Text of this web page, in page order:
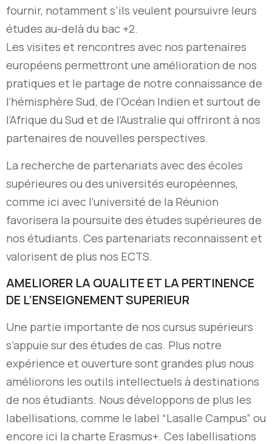
fournir, notamment s’ils veulent poursuivre leurs
études au-delà du bac +2.
Les visites et rencontres avec nos partenaires
européens permettront une amélioration de nos
pratiques et le partage de notre connaissance de
l’hémisphère Sud, de l’Océan Indien et surtout de
l’Afrique du Sud et de l’Australie qui offriront à nos
partenaires de nouvelles perspectives.
La recherche de partenariats avec des écoles
supérieures ou des universités européennes,
comme ici avec l’université de la Réunion
favorisera la poursuite des études supérieures de
nos étudiants. Ces partenariats reconnaissent et
valorisent de plus nos ECTS.
AMELIORER LA QUALITE ET LA PERTINENCE
DE L’ENSEIGNEMENT SUPERIEUR
Une partie importante de nos cursus supérieurs
s’appuie sur des études de cas. Plus notre
expérience et ouverture sont grandes plus nous
améliorons les outils intellectuels à destinations
de nos étudiants. Nous développons de plus les
labellisations, comme le label “Lasalle Campus” ou
encore ici la charte Erasmus+. Ces labellisations